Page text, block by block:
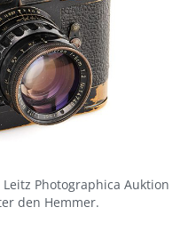
Photographica Auktion
den Hemmer.